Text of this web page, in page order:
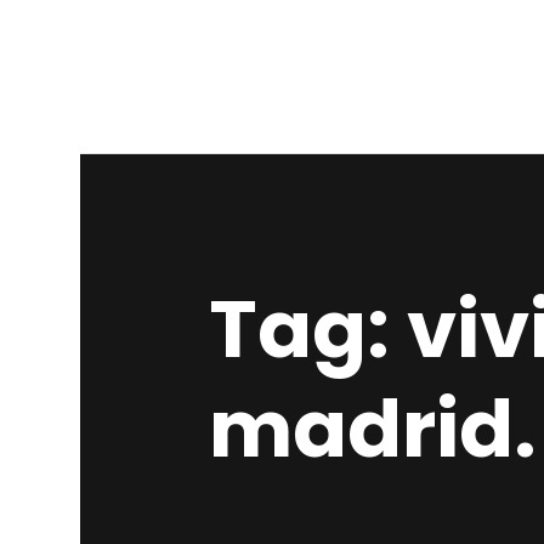
Tag:
madrid.